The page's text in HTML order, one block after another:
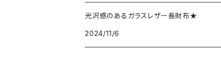
光沢感のあるガラスレザー長財布★
2024/11/6